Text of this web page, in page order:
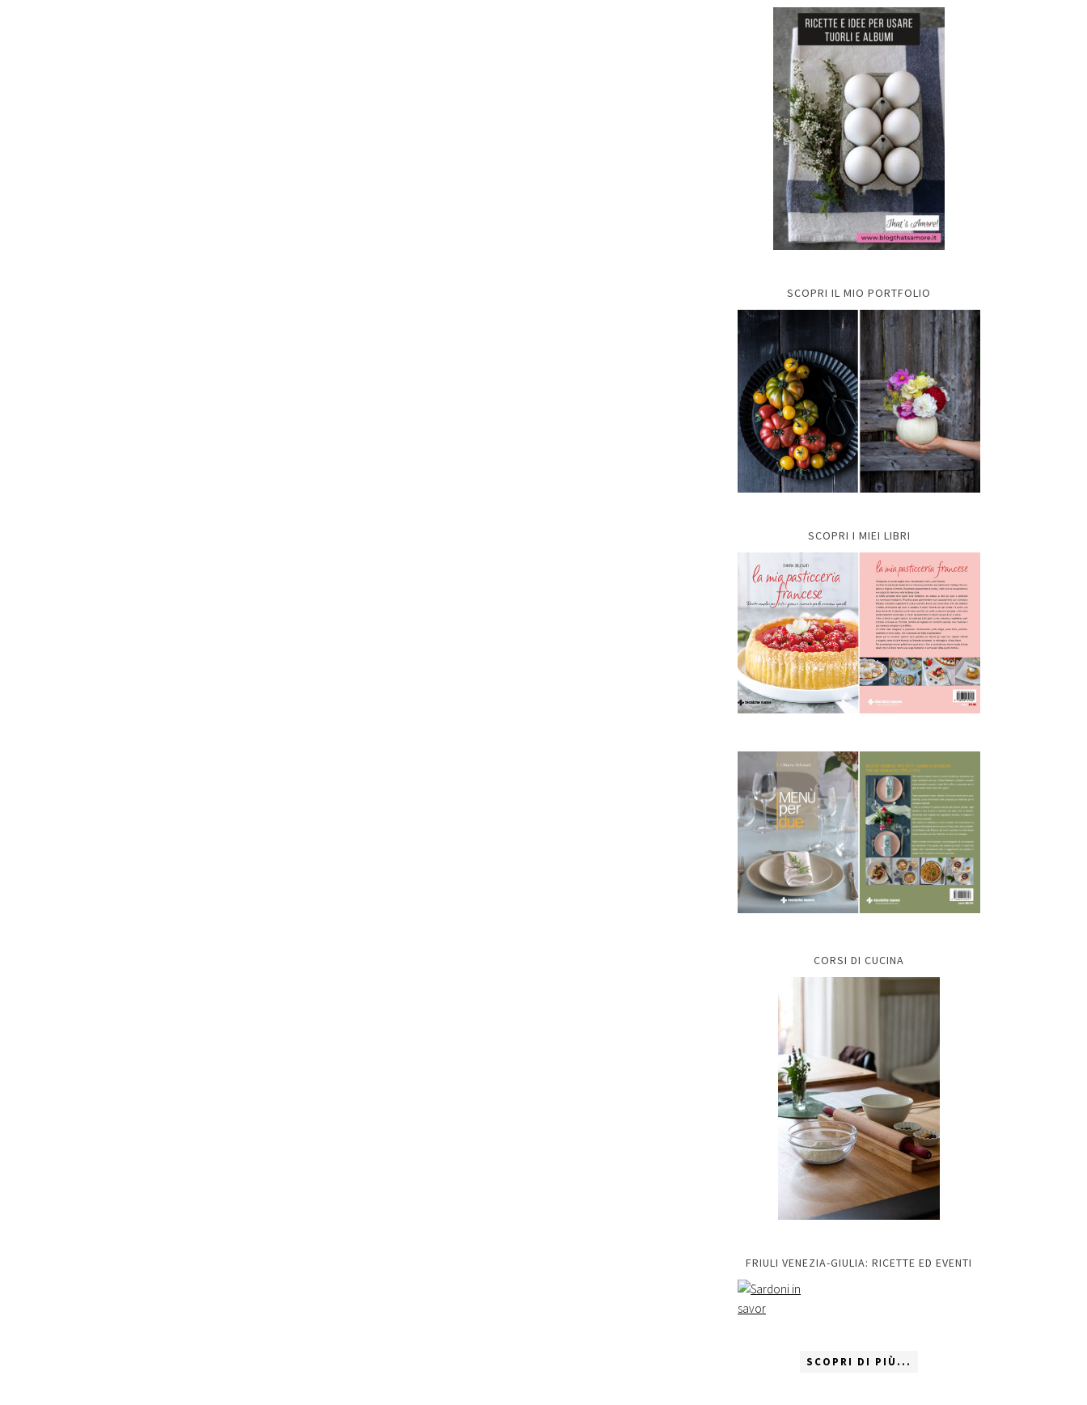
SCOPRI IL MIO PORTFOLIO
SCOPRI I MIEI LIBRI
CORSI DI CUCINA
FRIULI VENEZIA-GIULIA: RICETTE ED EVENTI
SCOPRI DI PIÙ...